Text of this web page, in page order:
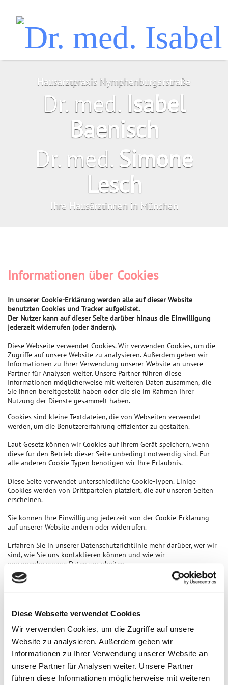
Diese Webseite verwendet Cookies
Wir verwenden Cookies, um die Zugriffe auf unsere
Website zu analysieren. Außerdem geben wir
Informationen zu Ihrer Verwendung unserer Website an
unsere Partner für Analysen weiter. Unsere Partner
führen diese Informationen möglicherweise mit weiteren
Hausarztpraxis Nymphenburgerstraße
Dr. med. Isabel
Baenisch
Dr. med. Simone
Lesch
Ihre Hausärztinnen in München
Informationen über Cookies
In unserer Cookie-Erklärung werden alle auf dieser Website
benutzten Cookies und Tracker aufgelistet.
Der Nutzer kann auf dieser Seite darüber hinaus die Einwilligung
jederzeit widerrufen (oder ändern).
Diese Webseite verwendet Cookies. Wir verwenden Cookies, um die
Zugriffe auf unsere Website zu analysieren. Außerdem geben wir
Informationen zu Ihrer Verwendung unserer Website an unsere
Partner für Analysen weiter. Unsere Partner führen diese
Informationen möglicherweise mit weiteren Daten zusammen, die
Sie ihnen bereitgestellt haben oder die sie im Rahmen Ihrer
Nutzung der Dienste gesammelt haben.
Cookies sind kleine Textdateien, die von Webseiten verwendet
werden, um die Benutzererfahrung effizienter zu gestalten.
Laut Gesetz können wir Cookies auf Ihrem Gerät speichern, wenn
diese für den Betrieb dieser Seite unbedingt notwendig sind. Für
alle anderen Cookie-Typen benötigen wir Ihre Erlaubnis.
Diese Seite verwendet unterschiedliche Cookie-Typen. Einige
Cookies werden von Drittparteien platziert, die auf unseren Seiten
erscheinen.
Sie können Ihre Einwilligung jederzeit von der Cookie-Erklärung
auf unserer Website ändern oder widerrufen.
Erfahren Sie in unserer Datenschutzrichtlinie mehr darüber, wer wir
sind, wie Sie uns kontaktieren können und wie wir
personenbezogene Daten verarbeiten.
Bitte geben Sie Ihre Einwilligungs-ID und das Datum an, wenn Sie
uns bezüglich Ihrer Einwilligung kontaktieren.
hausarztpraxis-nymphenburgerstrasse.de
Ihr aktueller Zustand: Ablehnen.
Einwilligung ändern
Die Cookie-Erklärung wurde das letzte Mal am 13/07/2023 von
Cookiebot aktualisiert: